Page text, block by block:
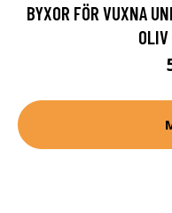
BYXOR FÖR VUXNA